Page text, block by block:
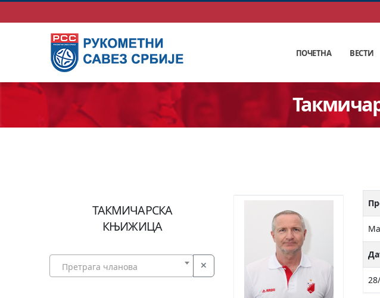
ПОЧЕТНА ВЕСТИ
ТАКМИЧАРСКА
КЊИЖИЦА
Претрага чланова